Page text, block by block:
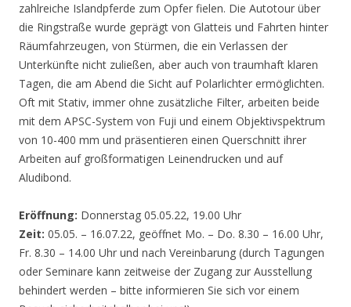
zahlreiche Islandpferde zum Opfer fielen. Die Autotour über
die Ringstraße wurde geprägt von Glatteis und Fahrten hinter
Räumfahrzeugen, von Stürmen, die ein Verlassen der
Unterkünfte nicht zuließen, aber auch von traumhaft klaren
Tagen, die am Abend die Sicht auf Polarlichter ermöglichten.
Oft mit Stativ, immer ohne zusätzliche Filter, arbeiten beide
mit dem APSC-System von Fuji und einem Objektivspektrum
von 10-400 mm und präsentieren einen Querschnitt ihrer
Arbeiten auf großformatigen Leinendrucken und auf
Aludibond.
Eröffnung: Donnerstag 05.05.22, 19.00 Uhr
Zeit: 05.05. – 16.07.22, geöffnet Mo. – Do. 8.30 – 16.00 Uhr,
Fr. 8.30 – 14.00 Uhr und nach Vereinbarung (durch Tagungen
oder Seminare kann zeitweise der Zugang zur Ausstellung
behindert werden – bitte informieren Sie sich vor einem